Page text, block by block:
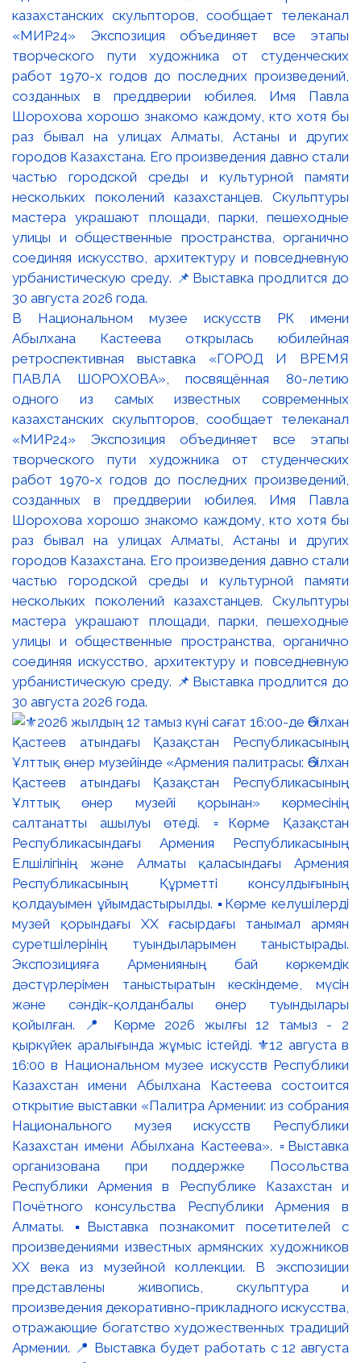
В Национальном музее искусств РК имени
Абылхана Кастеева открылась юбилейная
ретроспективная выставка «ГОРОД И ВРЕМЯ
ПАВЛА ШОРОХОВА», посвящённая 80-летию
одного из самых известных современных
казахстанских скульпторов, сообщает телеканал
«МИР24» Экспозиция объединяет все этапы
творческого пути художника от студенческих
работ 1970-х годов до последних произведений,
созданных в преддверии юбилея. Имя Павла
Шорохова хорошо знакомо каждому, кто хотя бы
раз бывал на улицах Алматы, Астаны и других
городов Казахстана. Его произведения давно стали
частью городской среды и культурной памяти
нескольких поколений казахстанцев. Скульптуры
мастера украшают площади, парки, пешеходные
улицы и общественные пространства, органично
соединяя искусство, архитектуру и повседневную
урбанистическую среду. 📌Выставка продлится до
30 августа 2026 года.